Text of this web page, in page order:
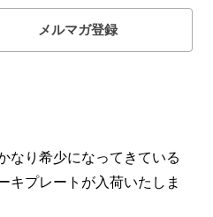
メルマガ登録
なり希少になってきている
キプレートが入荷いたしま